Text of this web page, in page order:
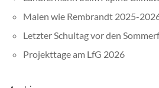
Malen wie Rembrandt 2025-
Letzter Schultag vor den
Projekttage am LfG 2026